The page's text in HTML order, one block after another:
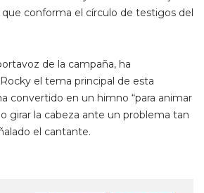
conforma el círculo de testigos del
de la campaña, ha
el tema principal de esta
convertido en un himno “para animar
girar la cabeza ante un problema tan
el cantante.